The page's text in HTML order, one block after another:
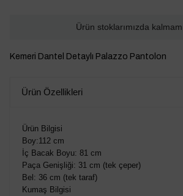
Ürün stoklarımızda
Kemeri Dantel Detaylı Palazzo Pantolon
Ürün Özellikleri
Ürün Bilgisi
Boy:112 cm
İç Bacak Boyu: 81 cm
Paça Genişliği: 31 cm (tek çeper)
Bel: 36 cm (tek taraf)
Kumaş Bilgisi